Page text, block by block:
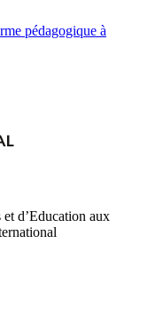
pédagogique à
d’Education aux